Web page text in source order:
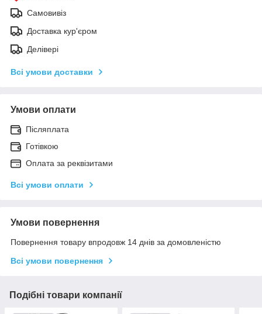
Самовивіз
Доставка кур'єром
Делівері
Всі умови доставки
Умови оплати
Післяплата
Готівкою
Оплата за реквізитами
Всі умови оплати
Умови повернення
Повернення товару впродовж 14 днів за домовленістю
Всі умови повернення
Подібні товари компанії